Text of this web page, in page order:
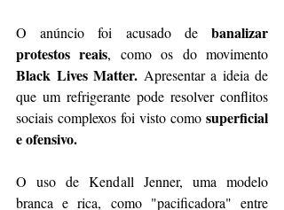
O anúncio foi acusado de banalizar
protestos reais
Black Lives Matter. Apresentar a ideia de
que um refrigerante pode resolver conflitos
sociais complexos foi visto como superficial
e ofensivo.
O uso de Kendall Jenner, uma modelo
branca e rica, como "pacificadora" entre